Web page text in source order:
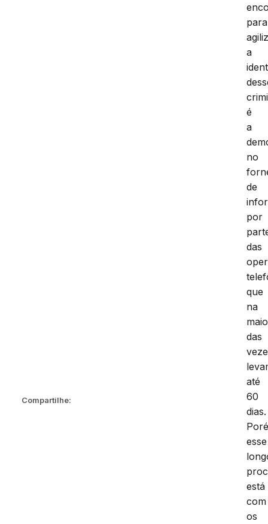
Compartilhe:
para
a
é
a
no
de
por
das
que
na
das
até
60
dias.
esse
está
com